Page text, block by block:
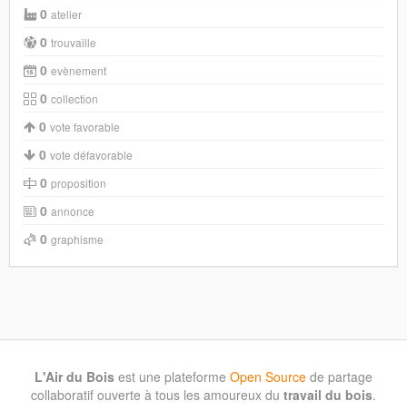
0 atelier
0 trouvaille
0 evènement
0 collection
0 vote favorable
0 vote défavorable
0 proposition
0 annonce
0 graphisme
L'Air du Bois est une plateforme Open Source de partage
collaboratif ouverte à tous les amoureux du travail du bois.